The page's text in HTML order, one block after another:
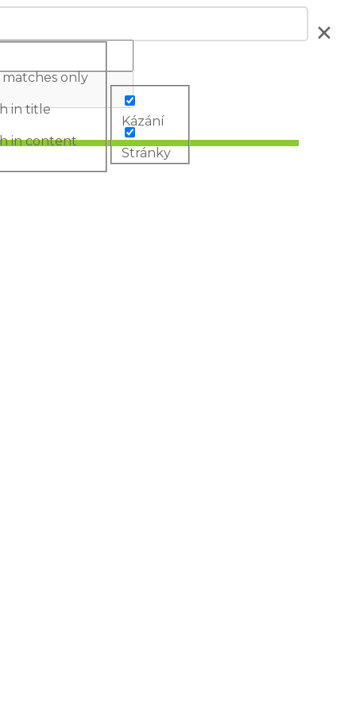
matches only
in title
in content
Kázání
Stránky